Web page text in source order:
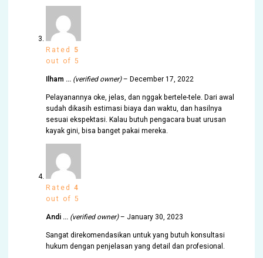
Rated 5
out of 5
Ilham … (verified owner)– December 17, 2022
Pelayanannya oke, jelas, dan nggak bertele-tele. Dari awal
sudah dikasih estimasi biaya dan waktu, dan hasilnya
sesuai ekspektasi. Kalau butuh pengacara buat urusan
kayak gini, bisa banget pakai mereka.
Rated4
out of 5
Andi … (verified owner)– January 30, 2023
Sangat direkomendasikan untuk yang butuh konsultasi
hukum dengan penjelasan yang detail dan profesional.